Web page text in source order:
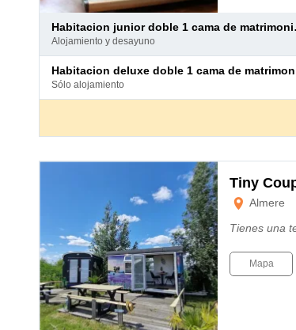
habitacion junior doble 1 cama de matrimonio grande
alojamiento y desayuno
habitacion deluxe doble 1 cama de matrimonio
sólo alojamiento
Tiny
Almere
Tienes una
Mapa